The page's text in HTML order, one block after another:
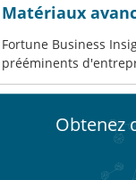
Matériaux
Fortune Business
prééminents
Obtenez